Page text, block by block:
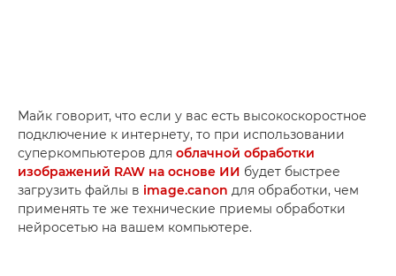
Майк говорит, что если у вас есть высокоскоростное
подключение к интернету, то при использовании
суперкомпьютеров для облачной обработки
изображений RAW на основе ИИ будет быстрее
загрузить файлы в image.canon для обработки, чем
применять те же технические приемы обработки
нейросетью на вашем компьютере.